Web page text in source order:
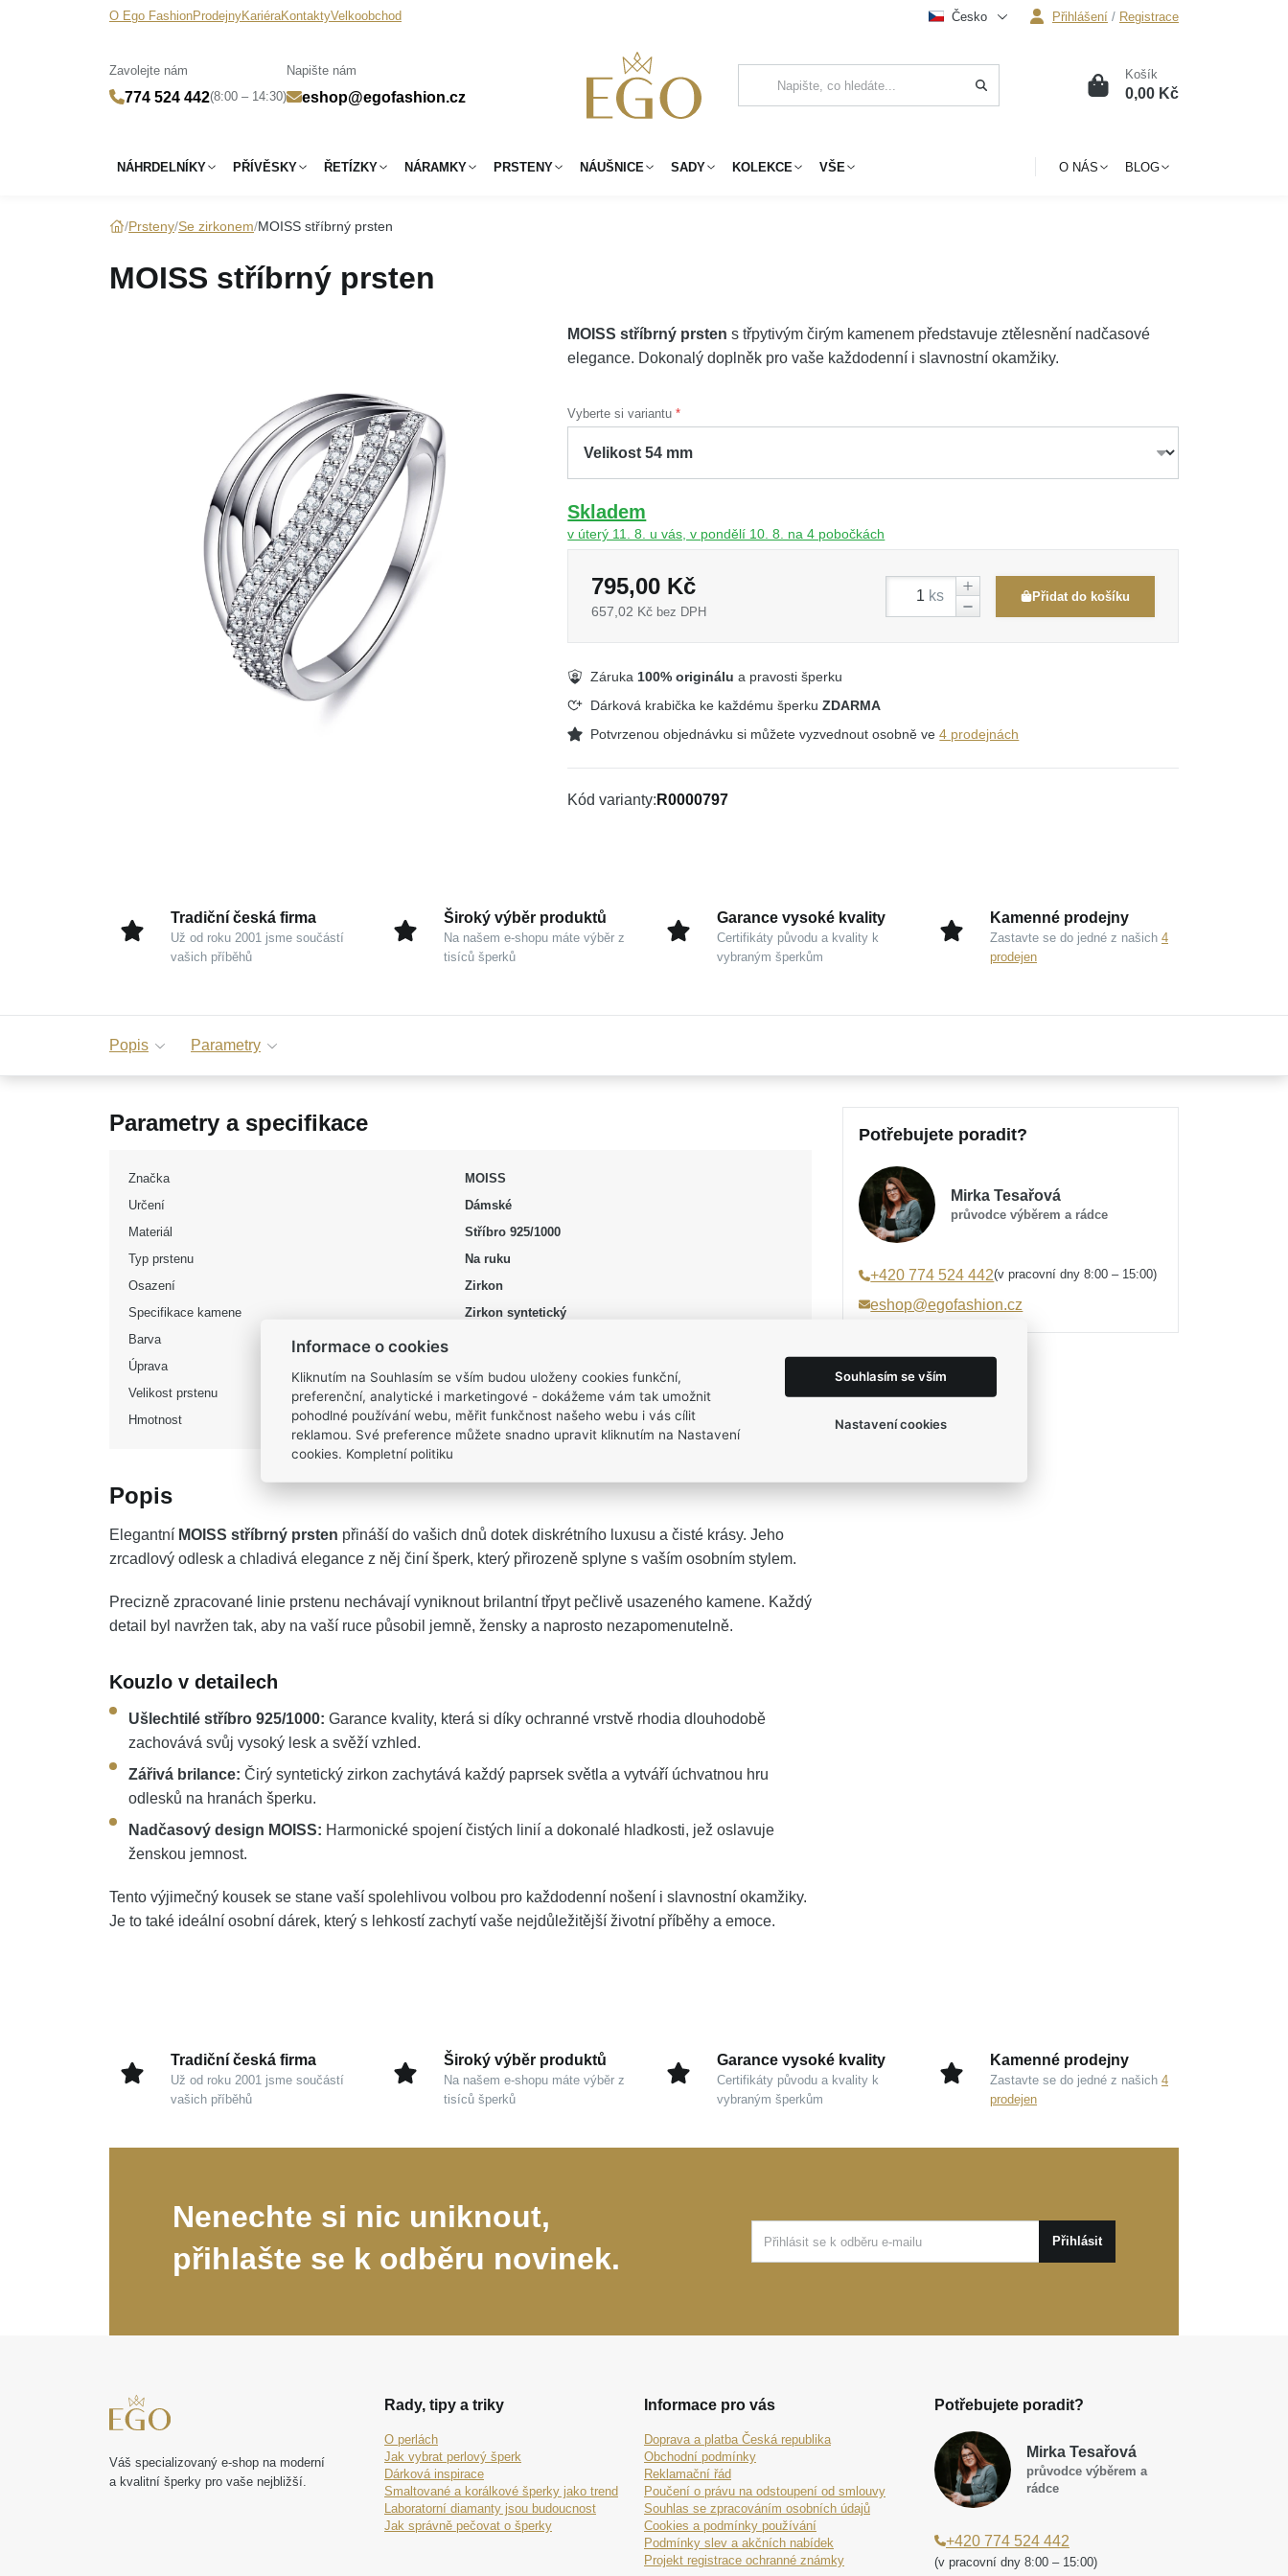
O Ego FashionProdejnyKariéraKontaktyVelkoobchod
Zavolejte nám
774 524 442(8:00 – 14:30)
Napište nám
eshop@egofashion.cz
Česko Přihlášení / Registrace
0 Košík
0,00 Kč
NÁHRDELNÍKY PŘÍVĚSKY ŘETÍZKY NÁRAMKY PRSTENY NÁUŠNICE SADY KOLEKCE VŠE O NÁS BLOG
Prsteny Se zirkonem MOISS stříbrný prsten
MOISS stříbrný prsten
MOISS stříbrný prsten s třpytivým čirým kamenem představuje ztělesnění nadčasové
elegance. Dokonalý doplněk pro vaše každodenní i slavnostní okamžiky.
Vyberte si variantu
Skladem
v úterý 11. 8. u vás, v pondělí 10. 8. na 4 pobočkách
795,00 Kč
657,02 Kč bez DPH
ks Přidat do košíku
Záruka 100% originálu a pravosti šperku
Dárková krabička ke každému šperkuZDARMA
Potvrzenou objednávku si můžete vyzvednout osobně ve4 prodejnách
Kód varianty R0000797
Tradiční česká firma
Už od roku 2001 jsme součástí
vašich příběhů
Široký výběr produktů
Na našem e-shopu máte výběr z
tisíců šperků
Garance vysoké kvality
Certifikáty původu a kvality k
vybraným šperkům
Kamenné prodejny
Zastavte se do jedné z našich 4
prodejen
Popis Parametry
Parametry a specifikace
Značka
MOISS
Určení
Dámské
Materiál
Stříbro 925/1000
Typ prstenu
Na ruku
Osazení
Zirkon
Specifikace kamene
Zirkon syntetický
Barva
Úprava
Velikost prstenu
54, 56, 58
Hmotnost
2,8 g
Popis
Elegantní MOISS stříbrný prsten přináší do vašich dnů dotek diskrétního luxusu a čisté krásy. Jeho
zrcadlový odlesk a chladivá elegance z něj činí šperk, který přirozeně splyne s vaším osobním stylem.
Precizně zpracované linie prstenu nechávají vyniknout brilantní třpyt pečlivě usazeného kamene. Každý
detail byl navržen tak, aby na vaší ruce působil jemně, žensky a naprosto nezapomenutelně.
Kouzlo v detailech
Ušlechtilé stříbro 925/1000: Garance kvality, která si díky ochranné vrstvě rhodia dlouhodobě
zachovává svůj vysoký lesk a svěží vzhled.
Zářivá brilance: Čirý syntetický zirkon zachytává každý paprsek světla a vytváří úchvatnou hru
odlesků na hranách šperku.
Nadčasový design MOISS: Harmonické spojení čistých linií a dokonalé hladkosti, jež oslavuje
ženskou jemnost.
Tento výjimečný kousek se stane vaší spolehlivou volbou pro každodenní nošení i slavnostní okamžiky.
Je to také ideální osobní dárek, který s lehkostí zachytí vaše nejdůležitější životní příběhy a emoce.
Potřebujete poradit?
Mirka Tesařová
průvodce výběrem a rádce
+420 774 524 442(v pracovní dny 8:00 – 15:00)
eshop@egofashion.cz
Tradiční česká firma
Už od roku 2001 jsme součástí
vašich příběhů
Široký výběr produktů
Na našem e-shopu máte výběr z
tisíců šperků
Garance vysoké kvality
Certifikáty původu a kvality k
vybraným šperkům
Kamenné prodejny
Zastavte se do jedné z našich 4
prodejen
Nenechte si nic uniknout,
přihlašte se k odběru novinek.
Přihlásit
Váš specializovaný e-shop na moderní
a kvalitní šperky pro vaše nejbližší.
Rady, tipy a triky
O perlách
Jak vybrat perlový šperk
Dárková inspirace
Smaltované a korálkové šperky jako trend
Laboratorní diamanty jsou budoucnost
Jak správně pečovat o šperky
Informace pro vás
Doprava a platba Česká republika
Obchodní podmínky
Reklamační řád
Poučení o právu na odstoupení od smlouvy
Souhlas se zpracováním osobních údajů
Cookies a podmínky používání
Podmínky slev a akčních nabídek
Projekt registrace ochranné známky
Potřebujete poradit?
Mirka Tesařová
průvodce výběrem a
rádce
+420 774 524 442
(v pracovní dny 8:00 – 15:00)
Informace o cookies
Kliknutím na Souhlasím se vším budou uloženy cookies funkční,
preferenční, analytické i marketingové - dokážeme vám tak umožnit
pohodlné používání webu, měřit funkčnost našeho webu i vás cílit
reklamou. Své preference můžete snadno upravit kliknutím na Nastavení
cookies. Kompletní politiku
Souhlasím se vším
Nastavení cookies